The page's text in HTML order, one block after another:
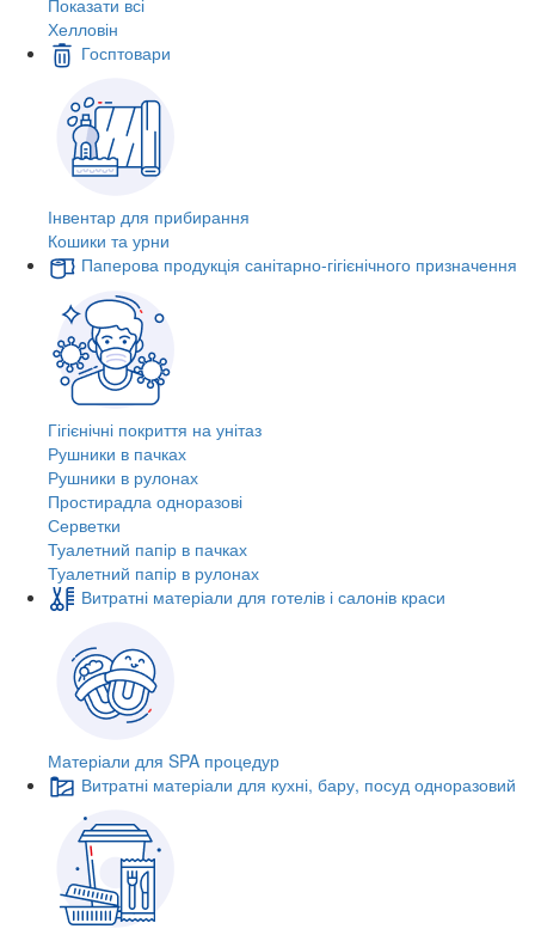
Показати всі
Хелловін
Госптовари
Інвентар для прибирання
Кошики та урни
Паперова продукція санітарно-гігієнічного призначення
Гігієнічні покриття на унітаз
Рушники в пачках
Рушники в рулонах
Простирадла одноразові
Серветки
Туалетний папір в пачках
Туалетний папір в рулонах
Витратні матеріали для готелів і салонів краси
Матеріали для SPA процедур
Витратні матеріали для кухні, бару, посуд одноразовий